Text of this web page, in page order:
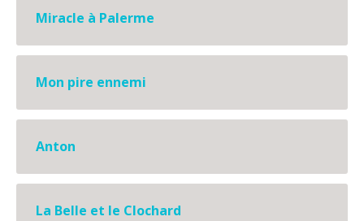
Miracle à Palerme
Mon pire ennemi
Anton
La Belle et le Clochard